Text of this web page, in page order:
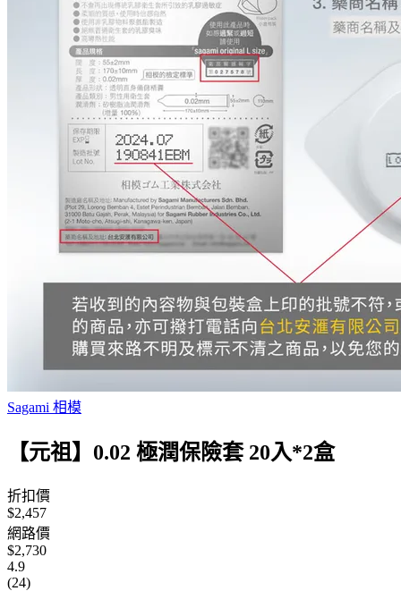
Sagami 相模
【元祖】0.02 極潤保險套 20入*2盒
折扣價
$2,457
網路價
$2,730
4.9
(24)